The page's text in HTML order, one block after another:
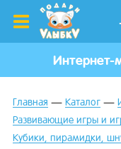
Интернет-
Главная Каталог
Развивающие игры и
Кубики, пирамидки,